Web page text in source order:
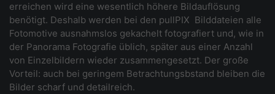
erreichen wird eine wesentlich höhere Bildauflösung
benötigt. Deshalb werden bei den pullPIX Bilddateien alle
Fotomotive ausnahmslos gekachelt fotografiert und, wie in
der Panorama Fotografie üblich, später aus einer Anzahl
von Einzelbildern wieder zusammengesetzt. Der große
Vorteil: auch bei geringem Betrachtungsbstand bleiben die
Bilder scharf und detailreich.